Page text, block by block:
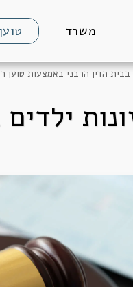
משרד
בבית הדין הרבני באמצעות טוען